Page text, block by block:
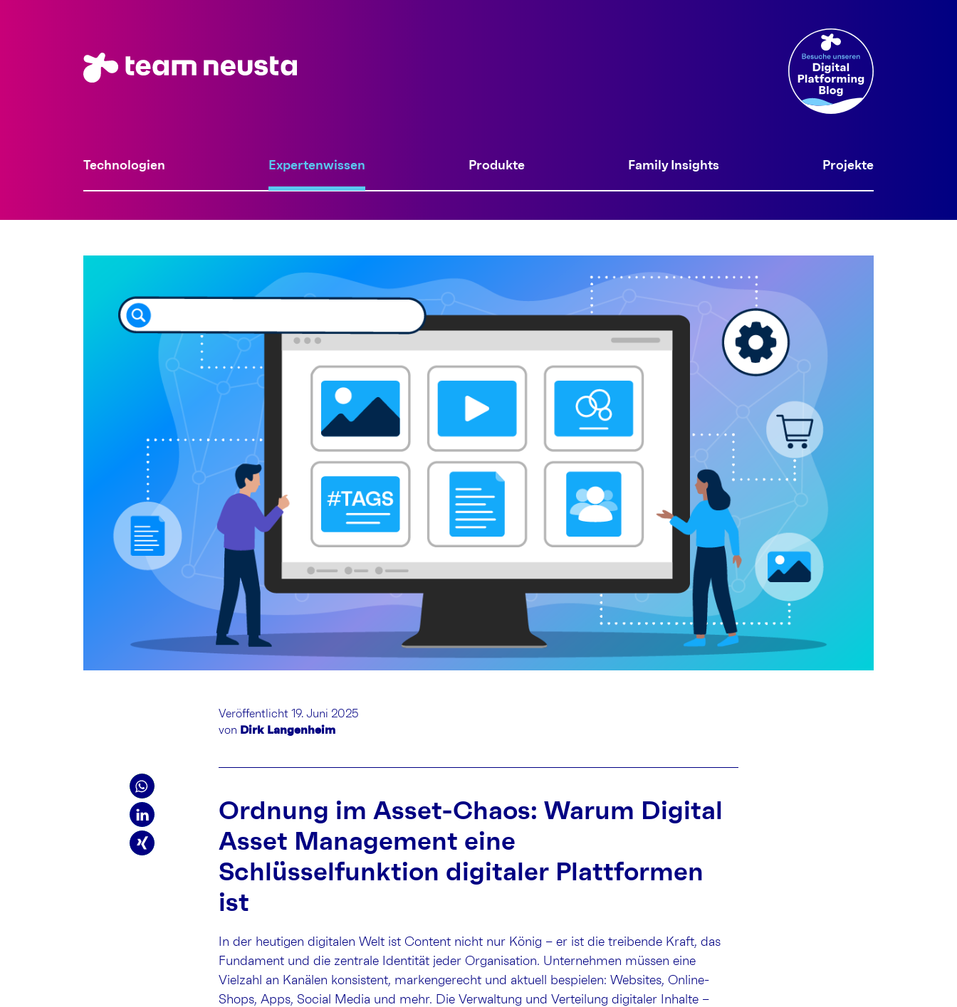
Technologien Expertenwissen Produkte Family Insights Projekte
Veröffentlicht 19. Juni 2025
von Dirk Langenheim
Ordnung im Asset-Chaos: Warum Digital
Asset Management eine
Schlüsselfunktion digitaler Plattformen
ist
In der heutigen digitalen Welt ist Content nicht nur König – er ist die treibende Kraft, das
Fundament und die zentrale Identität jeder Organisation. Unternehmen müssen eine
Vielzahl an Kanälen konsistent, markengerecht und aktuell bespielen: Websites, Online-
Shops, Apps, Social Media und mehr. Die Verwaltung und Verteilung digitaler Inhalte –